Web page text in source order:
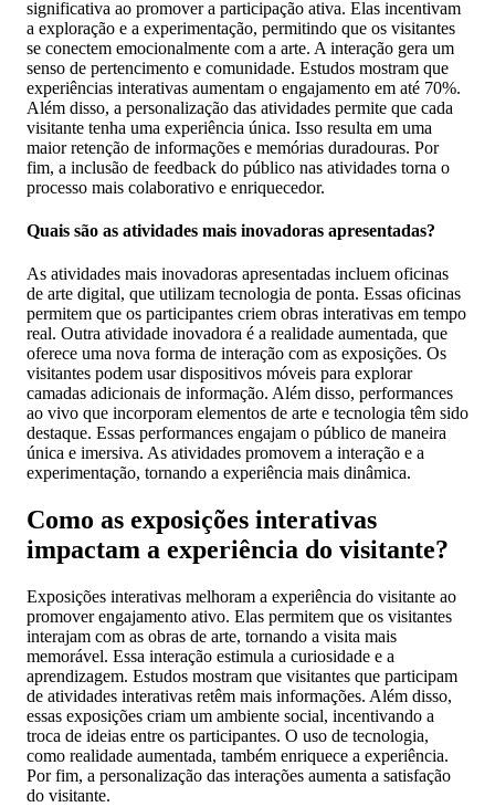
significativa ao promover a participação ativa. Elas incentivam
a exploração e a experimentação, permitindo que os visitantes
se conectem emocionalmente com a arte. A interação gera um
senso de pertencimento e comunidade. Estudos mostram que
experiências interativas aumentam o engajamento em até 70%.
Além disso, a personalização das atividades permite que cada
visitante tenha uma experiência única. Isso resulta em uma
maior retenção de informações e memórias duradouras. Por
fim, a inclusão de feedback do público nas atividades torna o
processo mais colaborativo e enriquecedor.
Quais são as atividades mais inovadoras apresentadas?
As atividades mais inovadoras apresentadas incluem oficinas
de arte digital, que utilizam tecnologia de ponta. Essas oficinas
permitem que os participantes criem obras interativas em tempo
real. Outra atividade inovadora é a realidade aumentada, que
oferece uma nova forma de interação com as exposições. Os
visitantes podem usar dispositivos móveis para explorar
camadas adicionais de informação. Além disso, performances
ao vivo que incorporam elementos de arte e tecnologia têm sido
destaque. Essas performances engajam o público de maneira
única e imersiva. As atividades promovem a interação e a
experimentação, tornando a experiência mais dinâmica.
Como as exposições interativas
impactam a experiência do visitante?
Exposições interativas melhoram a experiência do visitante ao
promover engajamento ativo. Elas permitem que os visitantes
interajam com as obras de arte, tornando a visita mais
memorável. Essa interação estimula a curiosidade e a
aprendizagem. Estudos mostram que visitantes que participam
de atividades interativas retêm mais informações. Além disso,
essas exposições criam um ambiente social, incentivando a
troca de ideias entre os participantes. O uso de tecnologia,
como realidade aumentada, também enriquece a experiência.
Por fim, a personalização das interações aumenta a satisfação
do visitante.